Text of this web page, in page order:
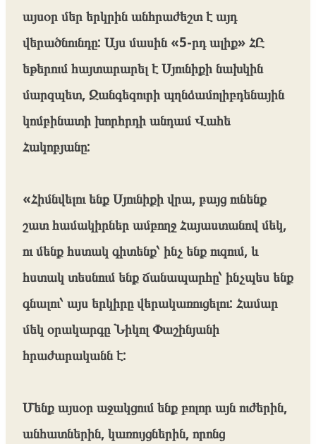
այսօր մեր երկրին անհրաժեշտ է այդ
վերածնունդը: Այս մասին «5-րդ ալիք» ՀԸ
եթերում հայտարարել է Սյունիքի նախկին
մարզպետ, Զանգեզուրի պղնձամոլիբդենային
կոմբինատի խորհրդի անդամ Վահե
Հակոբյանը:
«Հիմնվելու ենք Սյունիքի վրա, բայց ունենք
շատ համակիրներ ամբողջ Հայաստանով մեկ,
ու մենք հստակ գիտենք՝ ինչ ենք ուզում, և
հստակ տեսնում ենք ճանապարհը՝ ինչպես ենք
գնալու՝ այս երկիրը վերակառուցելու: Համար
մեկ օրակարգը Նիկոլ Փաշինյանի
հրաժարականն է:
Մենք այսօր աջակցում ենք բոլոր այն ուժերին,
անհատներին, կառույցներին, որոնց